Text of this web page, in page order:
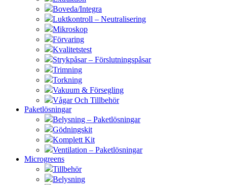
Boveda/Integra
Luktkontroll – Neutralisering
Mikroskop
Förvaring
Kvalitetstest
Strykpåsar – Förslutningspåsar
Trimning
Torkning
Vakuum & Försegling
Vågar Och Tillbehör
Paketlösningar
Belysning – Paketlösningar
Gödningskit
Komplett Kit
Ventilation – Paketlösningar
Microgreens
Tillbehör
Belysning